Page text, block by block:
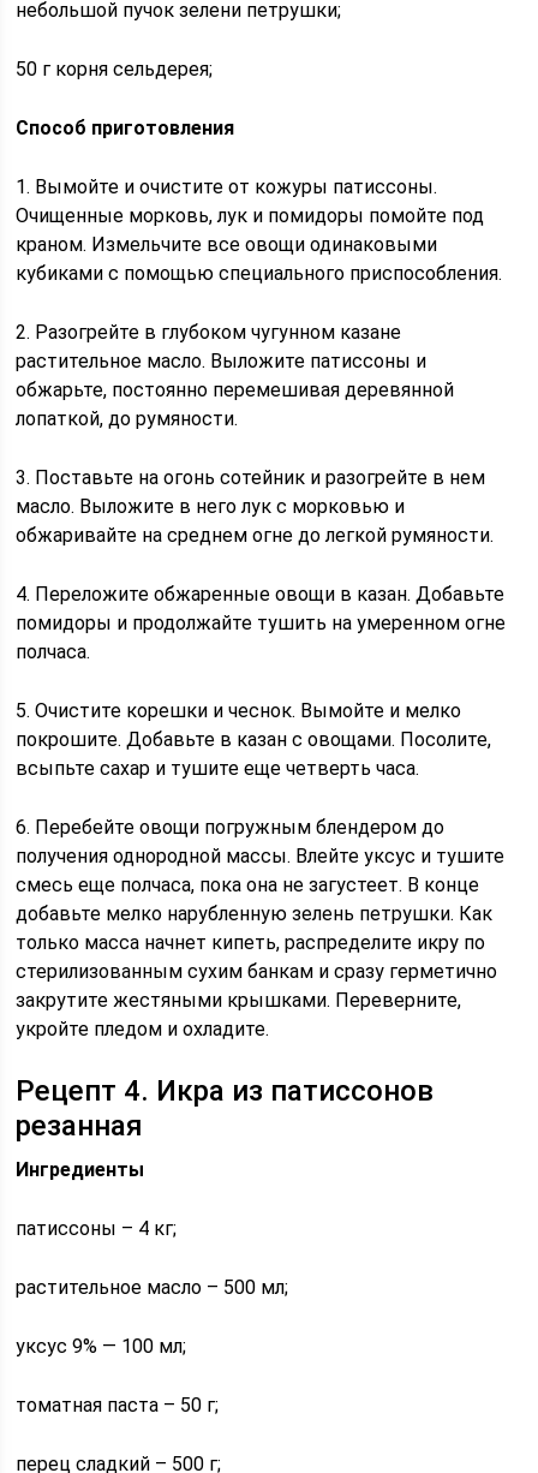
небольшой пучок зелени петрушки;
50 г корня сельдерея;
Способ приготовления
1. Вымойте и очистите от кожуры патиссоны.
Очищенные морковь, лук и помидоры помойте под
краном. Измельчите все овощи одинаковыми
кубиками с помощью специального приспособления.
2. Разогрейте в глубоком чугунном казане
растительное масло. Выложите патиссоны и
обжарьте, постоянно перемешивая деревянной
лопаткой, до румяности.
3. Поставьте на огонь сотейник и разогрейте в нем
масло. Выложите в него лук с морковью и
обжаривайте на среднем огне до легкой румяности.
4. Переложите обжаренные овощи в казан. Добавьте
помидоры и продолжайте тушить на умеренном огне
полчаса.
5. Очистите корешки и чеснок. Вымойте и мелко
покрошите. Добавьте в казан с овощами. Посолите,
всыпьте сахар и тушите еще четверть часа.
6. Перебейте овощи погружным блендером до
получения однородной массы. Влейте уксус и тушите
смесь еще полчаса, пока она не загустеет. В конце
добавьте мелко нарубленную зелень петрушки. Как
только масса начнет кипеть, распределите икру по
стерилизованным сухим банкам и сразу герметично
закрутите жестяными крышками. Переверните,
укройте пледом и охладите.
Рецепт 4. Икра из патиссонов
резанная
Ингредиенты
патиссоны – 4 кг;
растительное масло – 500 мл;
уксус 9% — 100 мл;
томатная паста – 50 г;
перец сладкий – 500 г;